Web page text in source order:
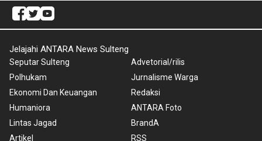
Jelajahi ANTARA News Sulteng
Seputar Sulteng
Polhukam
Ekonomi Dan Keuangan
Humaniora
Lintas Jagad
Artikel
Advetorial/rilis
Jurnalisme Warga
Redaksi
ANTARA Foto
BrandA
RSS